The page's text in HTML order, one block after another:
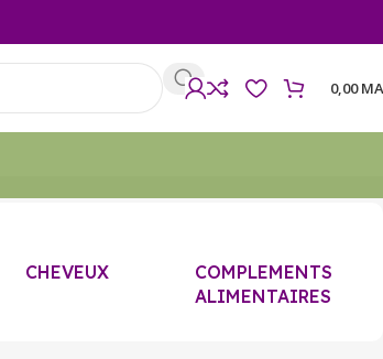
0,00
CHEVEUX
COMPLEMENTS
ALIMENTAIRES